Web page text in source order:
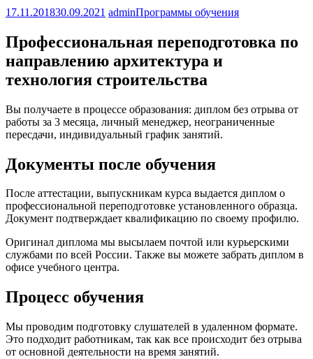
17.11.201830.09.2021 adminПрограммы обучения
Профессиональная переподготовка по
направлению архитектура и
технология строительства
Вы получаете в процессе образования: диплом без отрыва от
работы за 3 месяца, личный менеджер, неограниченные
пересдачи, индивидуальный график занятий.
Документы после обучения
После аттестации, выпускникам курса выдается диплом о
профессиональной переподготовке установленного образца.
Документ подтверждает квалификацию по своему профилю.
Оригинал диплома мы высылаем почтой или курьерскими
службами по всей России. Также вы можете забрать диплом в
офисе учебного центра.
Процесс обучения
Мы проводим подготовку слушателей в удаленном формате.
Это подходит работникам, так как все происходит без отрыва
от основной деятельности на время занятий.